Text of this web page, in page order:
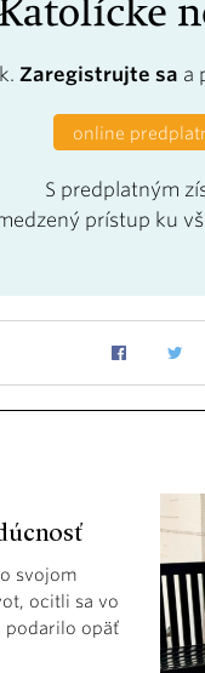
Zaregistrujte sa a
online
S predplatným
prístup ku
svojom
ocitli sa vo
podarilo opäť